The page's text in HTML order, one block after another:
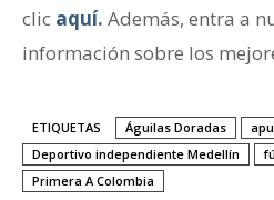
clic aquí. Además, entra a
información sobre los
ETIQUETAS Águilas Doradas
Deportivo independiente Medellín
Primera A Colombia